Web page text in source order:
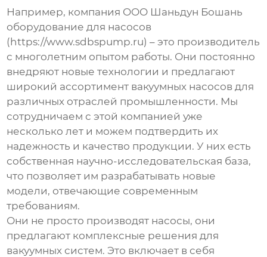
Например, компания OOO Шаньдун Бошань
оборудование для насосов
(https://www.sdbspump.ru) – это производитель
с многолетним опытом работы. Они постоянно
внедряют новые технологии и предлагают
широкий ассортимент вакуумных насосов для
различных отраслей промышленности. Мы
сотрудничаем с этой компанией уже
несколько лет и можем подтвердить их
надежность и качество продукции. У них есть
собственная научно-исследовательская база,
что позволяет им разрабатывать новые
модели, отвечающие современным
требованиям.
Они не просто производят насосы, они
предлагают комплексные решения для
вакуумных систем. Это включает в себя